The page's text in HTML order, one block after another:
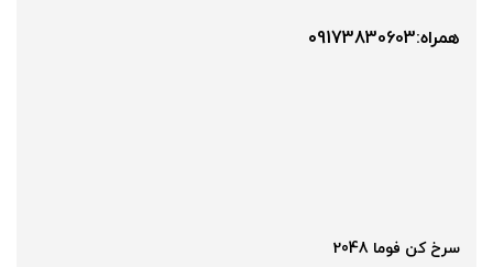
همراه:۰9173830603
سرخ کن فوما 2048